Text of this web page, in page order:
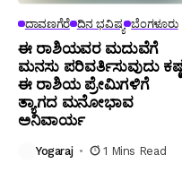
ದಾವಣಗೆರೆ ದಿನ ಭವಿಷ್ಯ ಬೆಂಗಳೂರು
ಈ ರಾಶಿಯವರ ಮದುವೆಗೆ
ಮನಸು ಪರಿವರ್ತಿಸುವುದು
ಈ ರಾಶಿಯ ಪ್ರೇಮಿಗಳಿಗೆ
ತ್ಯಾಗದ ಮನೋಭಾವ
ಅನಿವಾರ್ಯ
Yogaraj 1 Mins Read